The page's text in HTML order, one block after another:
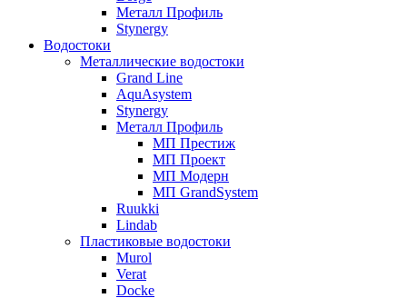
Металл Профиль
Stynergy
Водостоки
Металлические водостоки
Grand Line
AquAsystem
Stynergy
Металл Профиль
МП Престиж
МП Проект
МП Модерн
МП GrandSystem
Ruukki
Lindab
Пластиковые водостоки
Murol
Verat
Docke